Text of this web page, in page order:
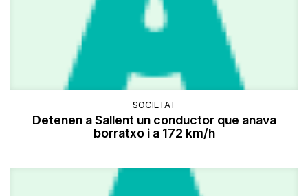
SOCIETAT
Detenen a Sallent un conductor que anava
borratxo i a 172 km/h